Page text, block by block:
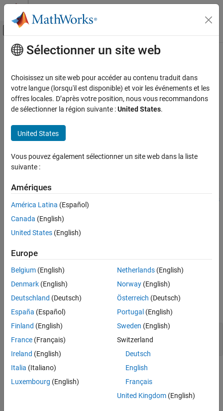
Passer au contenu
Activer/désactiver l'affichage du menu
Accueil de la documentation
MATLAB Coder
MATLAB Coder Supported Hardware
MATLAB Coder Support Package for NVIDIA
Modeling
SPI Register Write
ON THIS PAGE
Ports
Parameters
Extended Capabilities
Version History
Contenu principal
SPI Register Write
Write to register of SPI device connected toNVIDIAJetsonboard
Since R2026a
expand all in page
Description
Add-On Required:
Support Package for NVIDIA Jetson and NVIDIA DRIVE Platforms
add-on.
The SPI Register Write
Jetson™ board.
Ports
Port_1—
Data to write
scalar | vector
Parameters
Sélectionner un site web
Choisissez un site web pour accéder au contenu traduit dans
votre langue (lorsqu'il est disponible) et voir les événements et les
offres locales. D’après votre position, nous vous recommandons
de sélectionner la région suivante :United States.
United States
Vous pouvez également sélectionner un site web dans la liste
suivante :
Amériques
América Latina (Español)
Canada (English)
United States (English)
Europe
Belgium (English)
Denmark (English)
Deutschland (Deutsch)
España (Español)
Finland (English)
France (Français)
Ireland (English)
Italia (Italiano)
Luxembourg (English)
Netherlands(English)
Norway(English)
Österreich (Deutsch)
Portugal (English)
Sweden (English)
Switzerland
Deutsch
English
Français
United Kingdom(English)